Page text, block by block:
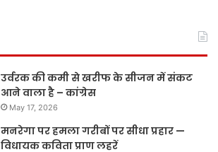
उर्वरक की कमी से खरीफ के सीजन में संकट
आने वाला है – कांग्रेस
May 17, 2026
मनरेगा पर हमला गरीबों पर सीधा प्रहार —
विधायक कविता प्राण लहरें